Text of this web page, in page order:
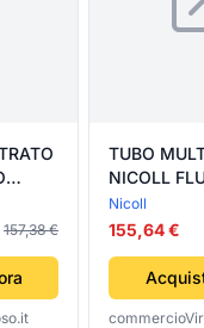
157,38 €
TUBO
NICOLL
NUDO- 20
NICOL-
Nicoll
155,64 €